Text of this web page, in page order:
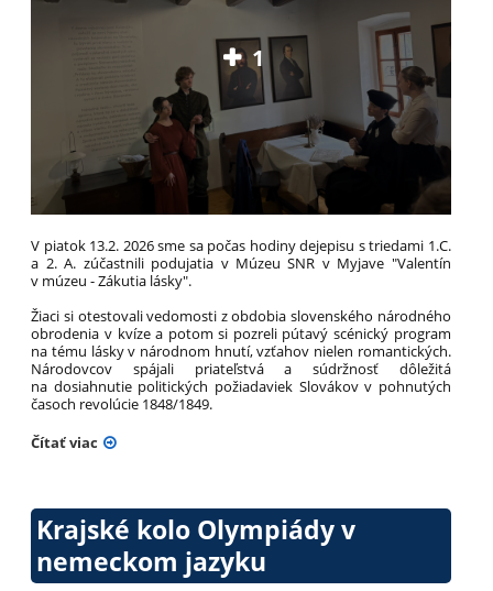
1
V piatok 13.2. 2026 sme sa počas hodiny dejepisu s triedami 1.C.
a 2. A. zúčastnili podujatia v Múzeu SNR v Myjave "Valentín
v múzeu - Zákutia lásky".
Žiaci si otestovali vedomosti z obdobia slovenského národného
obrodenia v kvíze a potom si pozreli pútavý scénický program
na tému lásky v národnom hnutí, vzťahov nielen romantických.
Národovcov spájali priateľstvá a súdržnosť dôležitá
na dosiahnutie politických požiadaviek Slovákov v pohnutých
časoch revolúcie 1848/1849.
Čítať viac
Krajské kolo Olympiády v
nemeckom jazyku